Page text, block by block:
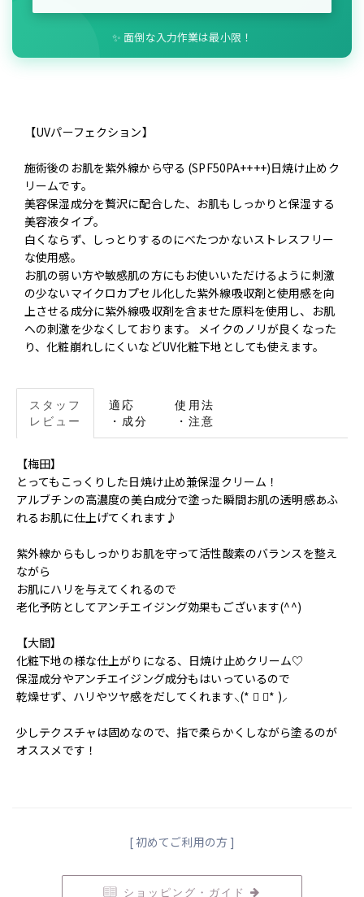
✨ 面倒な入力作業は最小限！
【UVパーフェクション】
施術後のお肌を紫外線から守る (SPF50PA++++)日焼け止めク
リームです。
美容保湿成分を贅沢に配合した、お肌もしっかりと保湿する
美容液タイプ。
白くならず、しっとりするのにべたつかないストレスフリー
な使用感。
お肌の弱い方や敏感肌の方にもお使いいただけるように刺激
の少ないマイクロカプセル化した紫外線吸収剤と使用感を向
上させる成分に紫外線吸収剤を含ませた原料を使用し、お肌
への刺激を少なくしております。 メイクのノリが良くなった
り、化粧崩れしにくいなどUV化粧下地としても使えます。
スタッフ
レビュー
適応
・成分
使用法
・注意
【梅田】
とってもこっくりした日焼け止め兼保湿クリーム！
アルブチンの高濃度の美白成分で塗った瞬間お肌の透明感あふ
れるお肌に仕上げてくれます♪
紫外線からもしっかりお肌を守って活性酸素のバランスを整え
ながら
お肌にハリを与えてくれるので
老化予防としてアンチエイジング効果もございます(^^)
【大間】
化粧下地の様な仕上がりになる、日焼け止めクリーム♡
保湿成分やアンチエイジング成分もはいっているので
乾燥せず、ハリやツヤ感をだしてくれます⸜(* ॑ ॑* )⸝
少しテクスチャは固めなので、指で柔らかくしながら塗るのが
オススメです！
[ 初めてご利用の方 ]
ショッピング・ガイド